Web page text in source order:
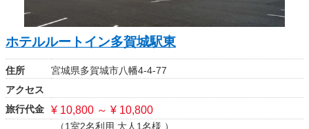
ホテルルートイン多賀城駅東
住所
宮城県多賀城市八幡4-4-77
アクセス
旅行代金
¥ 10,800 ～ ¥ 10,800
（1室2名利用 大人1名様 ）